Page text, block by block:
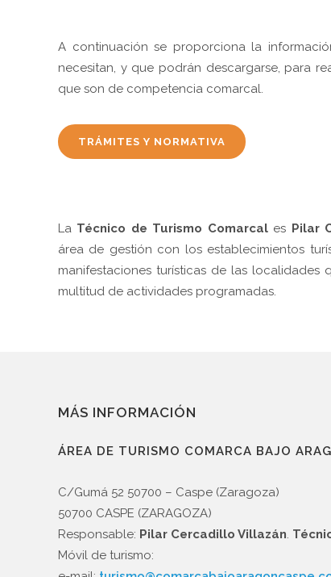
A continuación se proporciona la
necesitan, y que podrán descargarse, para
que son de competencia comarcal.
TRÁMITES Y NORMATIVA
La Técnico de Turismo Comarcales Pilar
área de gestión con los establecimientos
manifestaciones turísticas de las
multitud de actividades programadas.
MÁS INFORMACIÓN
ÁREA DE TURISMO COMARCA BAJO
C/Gumá 52 50700 – Caspe (Zaragoza)
50700 CASPE (ZARAGOZA)
Responsable: Pilar Cercadillo Villazán.
Móvil de turismo:
50700 CASPE
976 639 027